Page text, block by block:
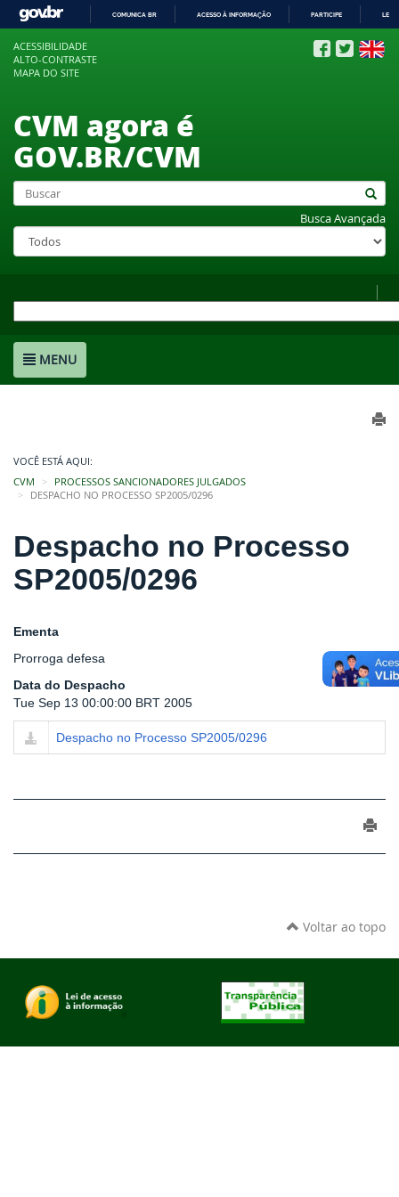
COMUNICA BR ACESSO À INFORMAÇÃO PARTICIPE
ACESSIBILIDADE
ALTO-CONTRASTE
MAPA DO SITE
CVM agora é
GOV.BR/CVM
Busca Avançada
MENU
VOCÊ ESTÁ AQUI:
CVM
PROCESSOS SANCIONADORES JULGADOS
DESPACHO NO PROCESSO SP2005/0296
Despacho no Processo
SP2005/0296
Ementa
Prorroga defesa
Data do Despacho
Tue Sep 13 00:00:00 BRT 2005
Despacho no Processo SP2005/0296
Voltar ao topo